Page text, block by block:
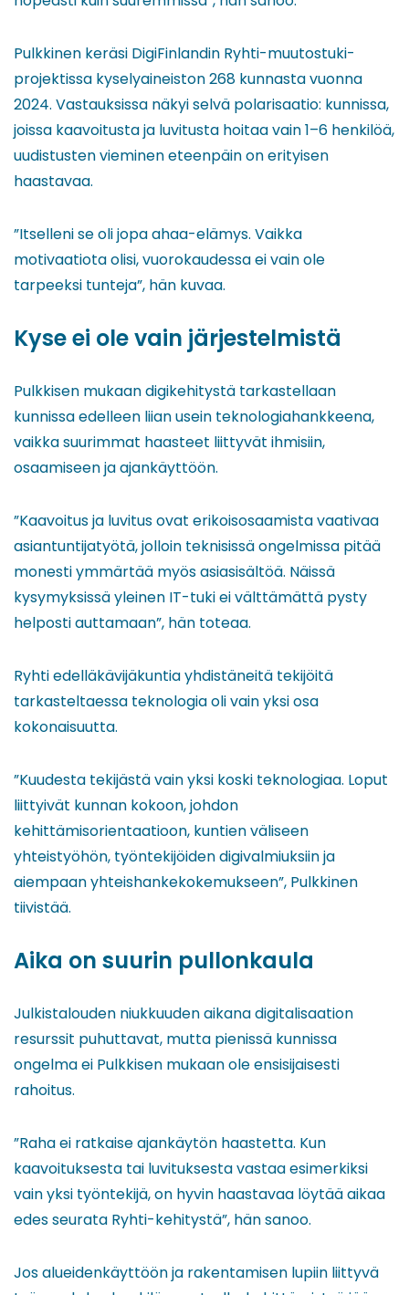
Pulkkinen keräsi DigiFinlandin Ryhti-muutostuki-
projektissa kyselyaineiston 268 kunnasta vuonna
2024. Vastauksissa näkyi selvä polarisaatio: kunnissa,
joissa kaavoitusta ja luvitusta hoitaa vain 1–6 henkilöä,
uudistusten vieminen eteenpäin on erityisen
haastavaa.
”Itselleni se oli jopa ahaa-elämys. Vaikka
motivaatiota olisi, vuorokaudessa ei vain ole
tarpeeksi tunteja”, hän kuvaa.
Kyse ei ole vain järjestelmistä
Pulkkisen mukaan digikehitystä tarkastellaan
kunnissa edelleen liian usein teknologiahankkeena,
vaikka suurimmat haasteet liittyvät ihmisiin,
osaamiseen ja ajankäyttöön.
”Kaavoitus ja luvitus ovat erikoisosaamista vaativaa
asiantuntijatyötä, jolloin teknisissä ongelmissa pitää
monesti ymmärtää myös asiasisältöä. Näissä
kysymyksissä yleinen IT-tuki ei välttämättä pysty
helposti auttamaan”, hän toteaa.
Ryhti edelläkävijäkuntia yhdistäneitä tekijöitä
tarkasteltaessa teknologia oli vain yksi osa
kokonaisuutta.
”Kuudesta tekijästä vain yksi koski teknologiaa. Loput
liittyivät kunnan kokoon, johdon
kehittämisorientaatioon, kuntien väliseen
yhteistyöhön, työntekijöiden digivalmiuksiin ja
aiempaan yhteishankekokemukseen”, Pulkkinen
tiivistää.
Aika on suurin pullonkaula
Julkistalouden niukkuuden aikana digitalisaation
resurssit puhuttavat, mutta pienissä kunnissa
ongelma ei Pulkkisen mukaan ole ensisijaisesti
rahoitus.
”Raha ei ratkaise ajankäytön haastetta. Kun
kaavoituksesta tai luvituksesta vastaa esimerkiksi
vain yksi työntekijä, on hyvin haastavaa löytää aikaa
edes seurata Ryhti-kehitystä”, hän sanoo.
Jos alueidenkäyttöön ja rakentamisen lupiin liittyvä